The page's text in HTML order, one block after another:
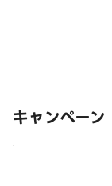
キャンペーン